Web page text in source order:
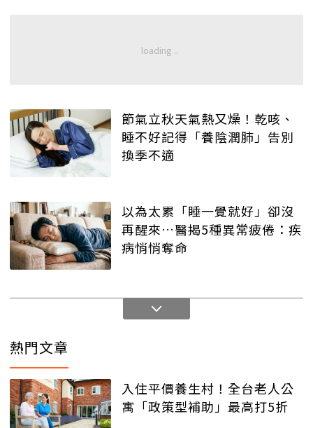
節氣立秋天氣熱又燥！乾咳、
睡不好記得「養陰潤肺」告別
換季不適
以為太累「睡一覺就好」卻沒
再醒來…醫揭5種異常疲倦：疾
病悄悄奪命
熱門文章
入住平價養生村！全台老人公
寓「政策型補助」最高打5折